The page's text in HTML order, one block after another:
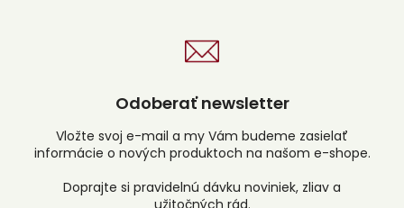
Odoberať newsletter
Vložte svoj e-mail a my Vám budeme zasielať
informácie o nových produktoch na našom e-shope.